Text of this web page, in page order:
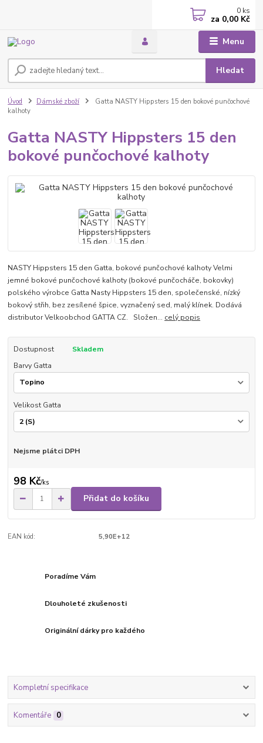
Menu
Hledat
0 ks
za 0,00 Kč
Úvod Dámské zboží
Gatta NASTY Hippsters 15 den bokové punčochové
kalhoty
Gatta NASTY Hippsters 15 den
bokové punčochové kalhoty
NASTY Hippsters 15 den Gatta, bokové punčochové kalhoty Velmi
jemné bokové punčochové kalhoty (bokové punčocháče, bokovky)
polského výrobce Gatta Nasty Hippsters 15 den, společenské, nízký
bokový střih, bez zesílené špice, vyznačený sed, malý klínek. Dodává
distributor Velkoobchod GATTA CZ. Složen... celý popis
Dostupnost
Skladem
Barvy Gatta
Velikost Gatta
Nejsme plátci DPH
98 Kč/ks
Přidat do košíku
EAN kód: 5,90E+12
Poradíme Vám
Dlouholeté zkušenosti
Originální dárky pro každého
Kompletní specifikace
Komentáře 0